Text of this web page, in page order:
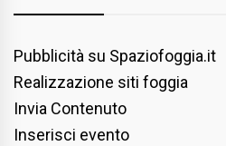
Pubblicità su Spaziofoggia.it
Realizzazione siti foggia
Invia Contenuto
Inserisci evento